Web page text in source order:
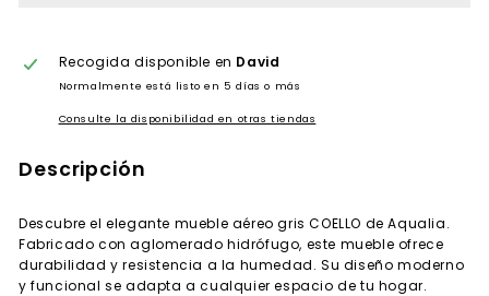
Recogida disponible en David
Normalmente está listo en 5 días o más
Consulte la disponibilidad en otras tiendas
Descripción
Descubre el elegante mueble aéreo gris COELLO de Aqualia.
Fabricado con aglomerado hidrófugo, este mueble ofrece
durabilidad y resistencia a la humedad. Su diseño moderno
y funcional se adapta a cualquier espacio de tu hogar.